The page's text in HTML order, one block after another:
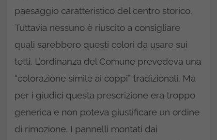
paesaggio caratteristico del centro storico.
Tuttavia nessuno è riuscito a consigliare
quali sarebbero questi colori da usare sui
tetti. L’ordinanza del Comune prevedeva una
“colorazione simile ai coppi” tradizionali. Ma
per i giudici questa prescrizione era troppo
generica e non poteva giustificare un ordine
di rimozione. I pannelli montati dai